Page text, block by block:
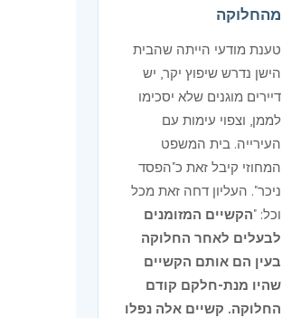
מהחלוקה
טענת מודעי הייתה שהבית
הישן נדרש שיפוץ יקר, יש
דיירים מוגנים שלא יסכימו
לממן, וצפוי עימות עם
העירייה. בית המשפט
המחוזי קיבל זאת כ"הפסד
ניכר". העליון דחה זאת מכל
וכל: "הקשיים המזומנים
לבעלים לאחר החלוקה
בעין הם אותם הקשיים
שהיו מנת-חלקם קודם
החלוקה. קשיים אלה נפלו